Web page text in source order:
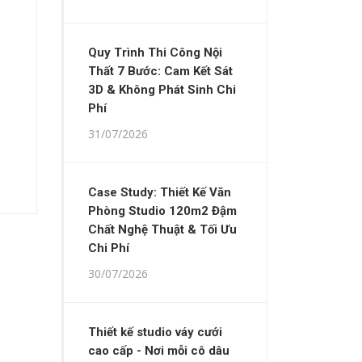
Quy Trình Thi Công Nội
Thất 7 Bước: Cam Kết Sát
3D & Không Phát Sinh Chi
Phí
31/07/2026
Case Study: Thiết Kế Văn
Phòng Studio 120m2 Đậm
Chất Nghệ Thuật & Tối Ưu
Chi Phí
30/07/2026
Thiết kế studio váy cưới
cao cấp - Nơi mỗi cô dâu